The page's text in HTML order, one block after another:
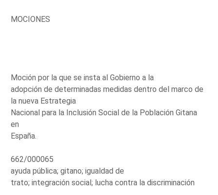
MOCIONES
Moción por la que se insta al Gobierno a la
adopción de determinadas medidas dentro del marco de
la nueva Estrategia
Nacional para la Inclusión Social de la Población Gitana
en
España.
662/000065
ayuda pública; gitano; igualdad de
trato; integración social; lucha contra la discriminación